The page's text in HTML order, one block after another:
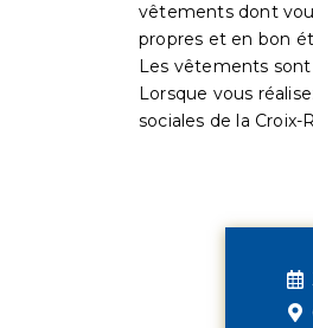
vêtements dont
propres et en bon
Les vêtements
Lorsque vous
sociales de la